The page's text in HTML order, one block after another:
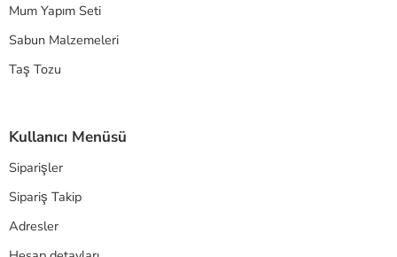
Mum Yapım Seti
Sabun Malzemeleri
Taş Tozu
Kullanıcı Menüsü
Siparişler
Sipariş Takip
Adresler